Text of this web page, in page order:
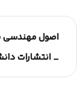
اصول مهندسی
_ انتشارات